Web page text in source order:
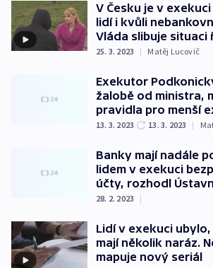
V Česku je v
lidí i kvůli
Vláda slibuje situaci
25. 3. 2023 | Matěj Lucovič
Exekutor
žalobě od ministra,
pravidla pro menší
13. 3. 2023 13. 3. 2023 |
Banky mají nadále
lidem v exekuci
účty, rozhodl
28. 2. 2023 |
Lidí v exekuci
mají několik naráz.
mapuje nový seriál